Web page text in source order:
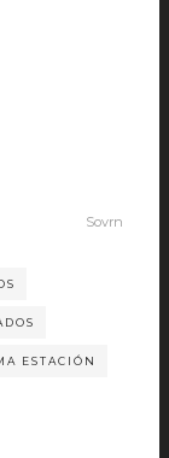
Sovrn
ESTACIÓN